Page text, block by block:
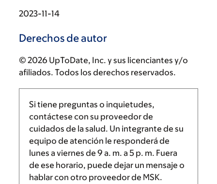
2023-11-14
Derechos de autor
© 2026 UpToDate, Inc. y sus licenciantes y/o
afiliados. Todos los derechos reservados.
Si tiene preguntas o inquietudes,
contáctese con su proveedor de
cuidados de la salud. Un integrante de su
equipo de atención le responderá de
lunes a viernes de 9 a. m. a5 p. m. Fuera
de ese horario, puede dejar un mensaje o
hablar con otro proveedor de MSK.